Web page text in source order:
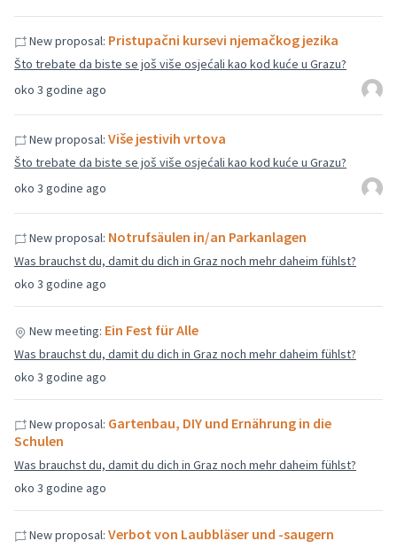
oko 3 godine ago
New proposal: Pristupačni kursevi njemačkog jezika
Što trebate da biste se još više osjećali kao kod kuće u Grazu?
oko 3 godine ago
New proposal: Više jestivih vrtova
Što trebate da biste se još više osjećali kao kod kuće u Grazu?
oko 3 godine ago
New proposal: Notrufsäulen in/an Parkanlagen
Was brauchst du, damit du dich in Graz noch mehr daheim fühlst?
oko 3 godine ago
New meeting: Ein Fest für Alle
Was brauchst du, damit du dich in Graz noch mehr daheim fühlst?
oko 3 godine ago
New proposal: Gartenbau, DIY und Ernährung in die
Schulen
Was brauchst du, damit du dich in Graz noch mehr daheim fühlst?
New proposal: Verbot von Laubbläser und -saugern